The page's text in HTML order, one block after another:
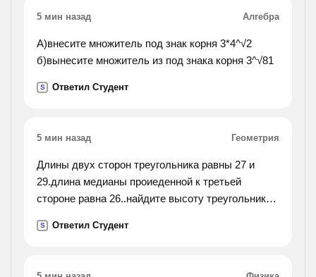
5 мин назад Алгебра
А)внесите множитель под знак корня 3*4^√2
б)вынесите множитель из под знака корня 3^√81
S Ответил Студент
5 мин назад Геометрия
Длины двух сторон треугольника равны 27 и
29.длина медианы проиеденной к третьей
стороне равна 26..найдите высоту треугольника
S Ответил Студент